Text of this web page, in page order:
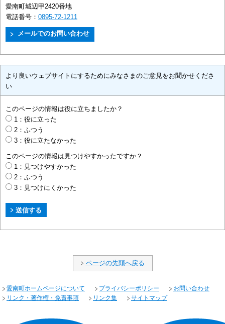
愛南町城辺甲2420番地
電話番号： 0895-72-1211
より良いウェブサイトにするためにみなさまのご意見をお聞かせくださ
い
このページの情報は役に立ちましたか？
1：役に立った
2：ふつう
3：役に立たなかった
このページの情報は見つけやすかったですか？
1：見つけやすかった
2：ふつう
3：見つけにくかった
ページの先頭へ戻る
愛南町ホームページについて プライバシーポリシー
お問い合わせ
リンク・著作権・免責事項
リンク集 サイトマップ